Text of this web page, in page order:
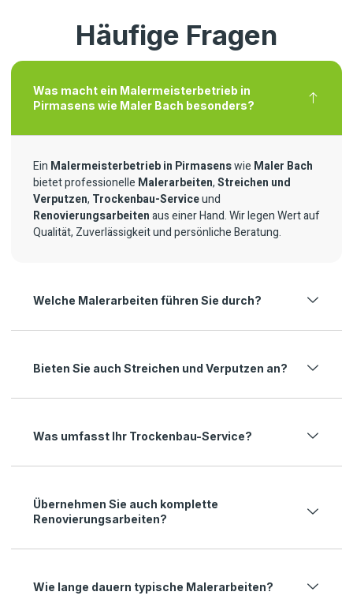
Häufige Fragen
Was macht ein Malermeisterbetrieb in
Pirmasens wie Maler Bach besonders?
Ein Malermeisterbetrieb in Pirmasenswie Maler Bach
bietet professionelle Malerarbeiten,Streichen und
Verputzen, Trockenbau-Serviceund
Renovierungsarbeitenaus einer Hand. Wir legen Wert auf
Qualität, Zuverlässigkeit und persönliche Beratung.
Welche Malerarbeiten führen Sie durch?
Bieten Sie auch Streichen und Verputzen an?
Was umfasst Ihr Trockenbau-Service?
Übernehmen Sie auch komplette
Renovierungsarbeiten?
Wie lange dauern typische Malerarbeiten?